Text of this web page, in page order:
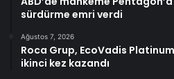
sürdürme emri verdi
Ağustos 7, 2026
Roca Grup, EcoVadis
ikinci kez kazandı